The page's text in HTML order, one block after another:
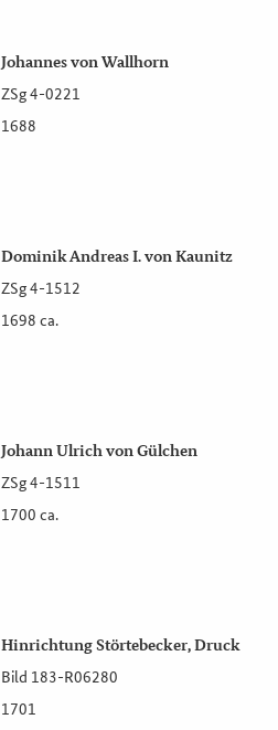
Johannes von Wallhorn
ZSg 4-0221
1688
Dominik Andreas I. von Kaunitz
ZSg 4-1512
1698 ca.
Johann Ulrich von Gülchen
ZSg 4-1511
1700 ca.
Hinrichtung Störtebecker, Druck
Bild 183-R06280
1701